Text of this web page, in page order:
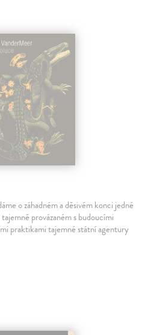
o záhadném a děsivém konci jedné
provázaném s budoucími
praktikami tajemné státní agentury